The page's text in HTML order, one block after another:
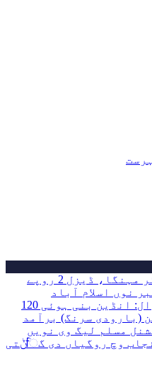
پیٹرول 4 روپے 45 پیسے فی لٹر مہنگا، ڈیزل 2 روپے
دا 27 ستمبر نوں اسلام آباد
ظفروال: انڈین بنی ہوئی 120
(بارودی سرنگ) برآمد
مسلم لیگ وی نویں
خسرہ، پنجاب وچ روگیاں دی گਿݨتی